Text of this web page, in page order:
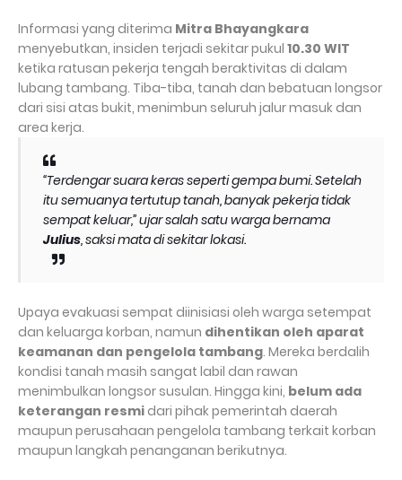
Informasi yang diterima Mitra Bhayangkara
menyebutkan, insiden terjadi sekitar pukul 10.30 WIT
ketika ratusan pekerja tengah beraktivitas di dalam
lubang tambang. Tiba-tiba, tanah dan bebatuan longsor
dari sisi atas bukit, menimbun seluruh jalur masuk dan
area kerja.
“Terdengar suara keras seperti gempa bumi. Setelah
itu semuanya tertutup tanah, banyak pekerja tidak
sempat keluar,” ujar salah satu warga bernama
Julius, saksi mata di sekitar lokasi.
Upaya evakuasi sempat diinisiasi oleh warga setempat
dan keluarga korban, namun dihentikan oleh aparat
keamanan dan pengelola tambang. Mereka berdalih
kondisi tanah masih sangat labil dan rawan
menimbulkan longsor susulan. Hingga kini, belum ada
keterangan resmidari pihak pemerintah daerah
maupun perusahaan pengelola tambang terkait korban
maupun langkah penanganan berikutnya.